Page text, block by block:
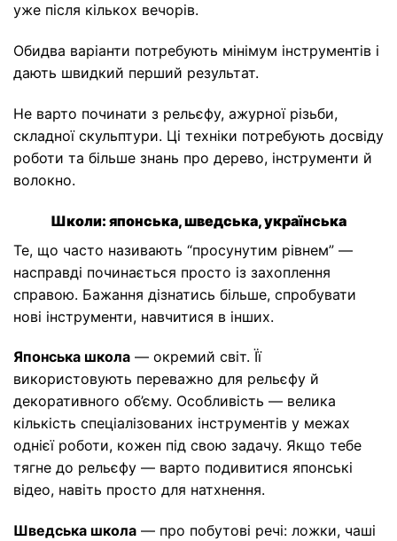
уже після кількох вечорів.
Обидва варіанти потребують мінімум інструментів і
дають швидкий перший результат.
Не варто починати з рельєфу, ажурної різьби,
складної скульптури. Ці техніки потребують досвіду
роботи та більше знань про дерево, інструменти й
волокно.
Школи: японська, шведська, українська
Те, що часто називають “просунутим рівнем” —
насправді починається просто із захоплення
справою. Бажання дізнатись більше, спробувати
нові інструменти, навчитися в інших.
Японська школа — окремий світ. Її
використовують переважно для рельєфу й
декоративного об’єму. Особливість — велика
кількість спеціалізованих інструментів у межах
однієї роботи, кожен під свою задачу. Якщо тебе
тягне до рельєфу — варто подивитися японські
відео, навіть просто для натхнення.
Шведська школа — про побутові речі: ложки, чаші